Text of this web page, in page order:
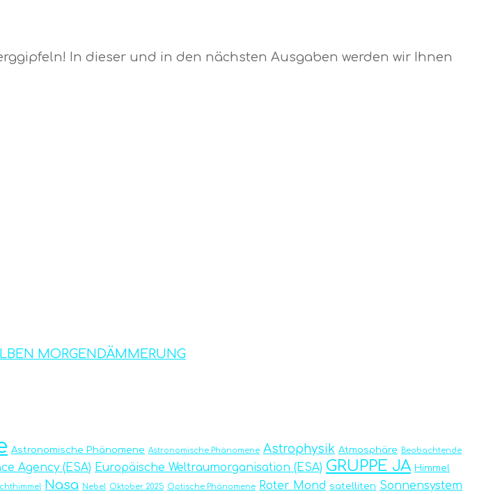
In dieser und in den nächsten Ausgaben werden wir Ihnen
MORGENDÄMMERUNG
Astronomische Phänomene Astronomische Phänomene Astrophysik Atmosphäre Beobachtende
Agency (ESA) Europäische Weltraumorganisation (ESA) GRUPPE JA Himmel
Nasa Nebel Oktober 2025 Optische Phänomene Roter Mond satelliten Sonnensystem